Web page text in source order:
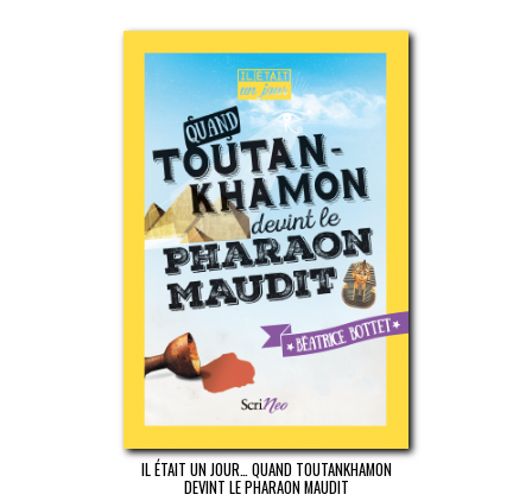
IL ÉTAIT UN JOUR… QUAND TOUTANKHAMON
DEVINT LE PHARAON MAUDIT